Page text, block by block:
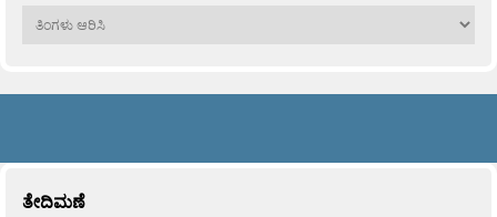
ಹಳೆಯವು
ತೇದಿಮಣೆ